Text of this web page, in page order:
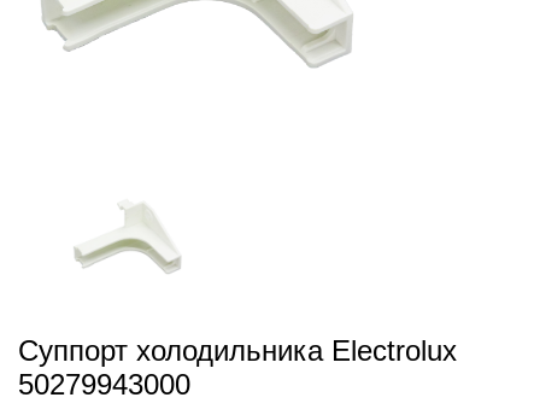
Суппорт холодильника Electrolux
50279943000